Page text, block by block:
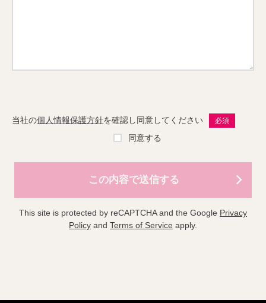
当社の個人情報保護方針を確認し同意してください 必須
同意する
This site is protected by reCAPTCHA and the Google Privacy
Policy and Terms of Service apply.